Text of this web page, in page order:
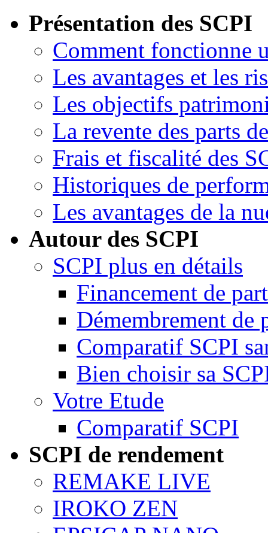
Présentation des SCPI
Comment fonctionne
Les avantages et les
Les objectifs
La revente des parts
Frais et fiscalité des
Historiques de
Les avantages de la
Autour des SCPI
SCPI plus en détails
Financement de
Démembrement de
Comparatif SCPI
Bien choisir sa
Votre Etude
Comparatif SCPI
SCPI de rendement
REMAKE LIVE
IROKO ZEN